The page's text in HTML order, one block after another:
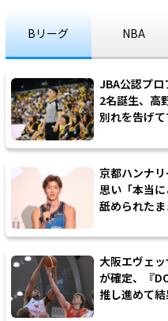
Bリーグ NBA
JBA公認プロ
2名誕生、高
別れを告げ
京都ハンナ
思い「本当
舐められたま
大阪エヴェ
が確定、『
推し進めて